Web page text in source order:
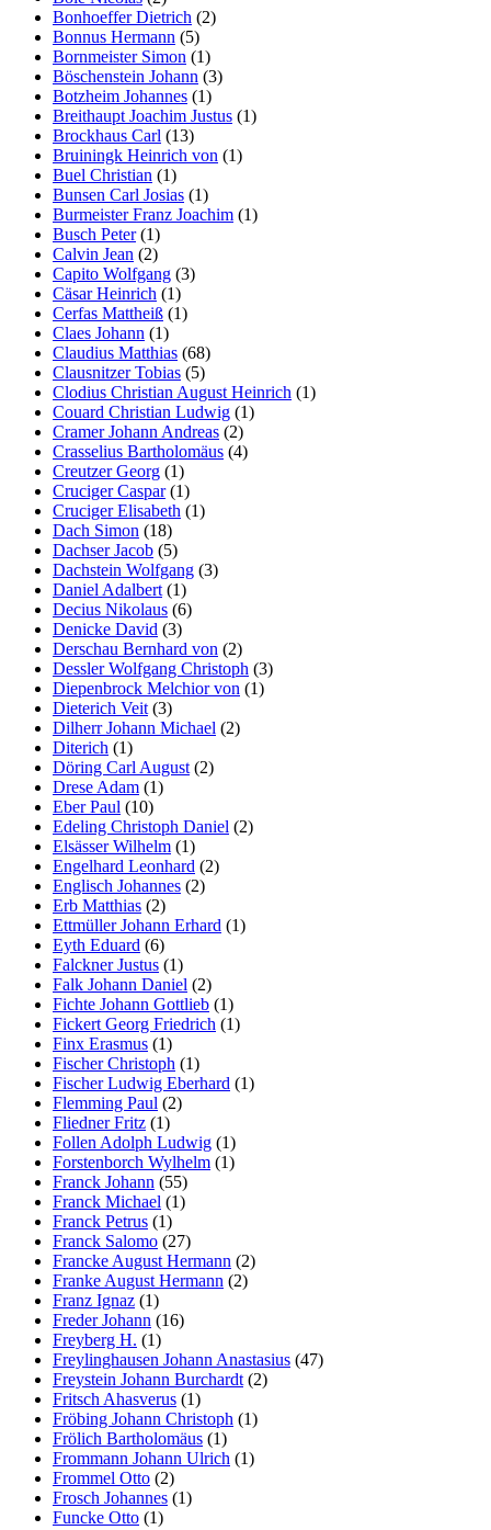
Bonhoeffer Dietrich (2)
Bonnus Hermann (5)
Bornmeister Simon (1)
Böschenstein Johann (3)
Botzheim Johannes (1)
Breithaupt Joachim Justus (1)
Brockhaus Carl (13)
Bruiningk Heinrich von (1)
Buel Christian (1)
Bunsen Carl Josias (1)
Burmeister Franz Joachim (1)
Busch Peter(1)
Calvin Jean (2)
Capito Wolfgang (3)
Cäsar Heinrich (1)
Cerfas Mattheiß (1)
Claes Johann (1)
Claudius Matthias (68)
Clausnitzer Tobias (5)
Clodius Christian August Heinrich (1)
Couard Christian Ludwig (1)
Cramer Johann Andreas (2)
Crasselius Bartholomäus (4)
Creutzer Georg (1)
Cruciger Caspar(1)
Cruciger Elisabeth (1)
Dach Simon (18)
Dachser Jacob (5)
Dachstein Wolfgang (3)
Daniel Adalbert (1)
Decius Nikolaus (6)
Denicke David (3)
Derschau Bernhard von (2)
Dessler Wolfgang Christoph (3)
Diepenbrock Melchior von (1)
Dieterich Veit (3)
Dilherr Johann Michael (2)
Diterich (1)
Döring Carl August (2)
Drese Adam (1)
Eber Paul (10)
Edeling Christoph Daniel (2)
Elsässer Wilhelm (1)
Engelhard Leonhard (2)
Englisch Johannes (2)
Erb Matthias (2)
Ettmüller Johann Erhard (1)
Eyth Eduard (6)
Falckner Justus (1)
Falk Johann Daniel (2)
Fichte Johann Gottlieb (1)
Fickert Georg Friedrich (1)
Finx Erasmus (1)
Fischer Christoph (1)
Fischer Ludwig Eberhard (1)
Flemming Paul (2)
Fliedner Fritz (1)
Follen Adolph Ludwig (1)
Forstenborch Wylhelm (1)
Franck Johann (55)
Franck Michael (1)
Franck Petrus (1)
Franck Salomo (27)
Francke August Hermann (2)
Franke August Hermann (2)
Franz Ignaz (1)
Freder Johann (16)
Freyberg H. (1)
Freylinghausen Johann Anastasius (47)
Freystein Johann Burchardt (2)
Fritsch Ahasverus (1)
Fröbing Johann Christoph (1)
Frölich Bartholomäus (1)
Frommann Johann Ulrich (1)
Frommel Otto (2)
Frosch Johannes (1)
Funcke Otto (1)